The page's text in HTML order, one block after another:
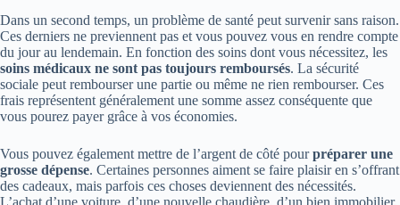
Dans un second temps, un problème de santé peut survenir sans raison.
Ces derniers ne previennent pas et vous pouvez vous en rendre compte
du jour au lendemain. En fonction des soins dont vous nécessitez, les
soins médicaux ne sont pas toujours remboursés. La sécurité
sociale peut rembourser une partie ou même ne rien rembourser. Ces
frais représentent généralement une somme assez conséquente que
vous pourez payer grâce à vos économies.
Vous pouvez également mettre de l’argent de côté pourpréparer une
grosse dépense. Certaines personnes aiment se faire plaisir en s’offrant
des cadeaux, mais parfois ces choses deviennent des nécessités.
L’achat d’une voiture, d’une nouvelle chaudière, d’un bien immobilier,